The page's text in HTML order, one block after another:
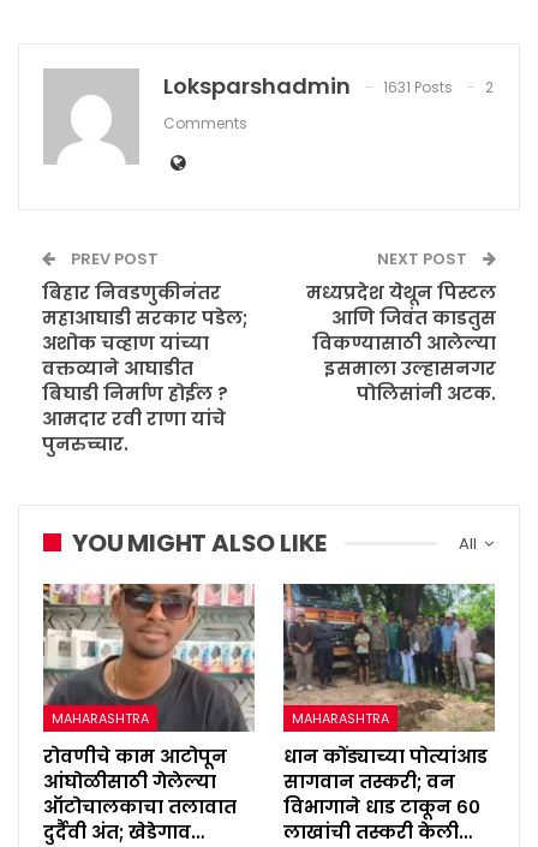
Loksparshadmin 1631 Posts
2
Comments
PREV POST
बिहार निवडणुकीनंतर
महाआघाडी सरकार पडेल;
अशोक चव्हाण यांच्या
वक्तव्याने आघाडीत
बिघाडी निर्माण होईल ?
आमदार रवी राणा यांचे
पुनरुच्चार.
NEXT POST
मध्यप्रदेश येथून पिस्टल
आणि जिवंत काडतुस
विकण्यासाठी आलेल्या
इसमाला उल्हासनगर
पोलिसांनी अटक.
All
YOU MIGHT ALSO LIKE
MAHARASHTRA
रोवणीचे काम आटोपून
आंघोळीसाठी गेलेल्या
ऑटोचालकाचा तलावात
दुर्दैवी अंत; खेडेगाव…
MAHARASHTRA
धान कोंड्याच्या पोत्यांआड
सागवान तस्करी; वन
विभागाने धाड टाकून ६०
लाखांची तस्करी केली…